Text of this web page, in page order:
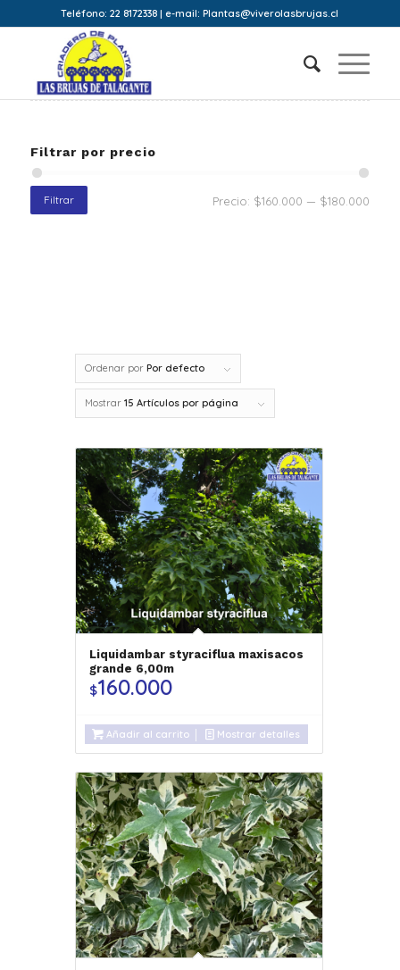
Teléfono: 22 8172338 | e-mail: Plantas@viverolasbrujas.cl
Ordenar por Por defecto
Mostrar 15 Artículos por página
Liquidambar styraciflua maxisacos
grande 6,00m
$160.000
Añadir al carrito Mostrar detalles
Filtrar por precio
Filtrar Precio: $160.000 — $180.000